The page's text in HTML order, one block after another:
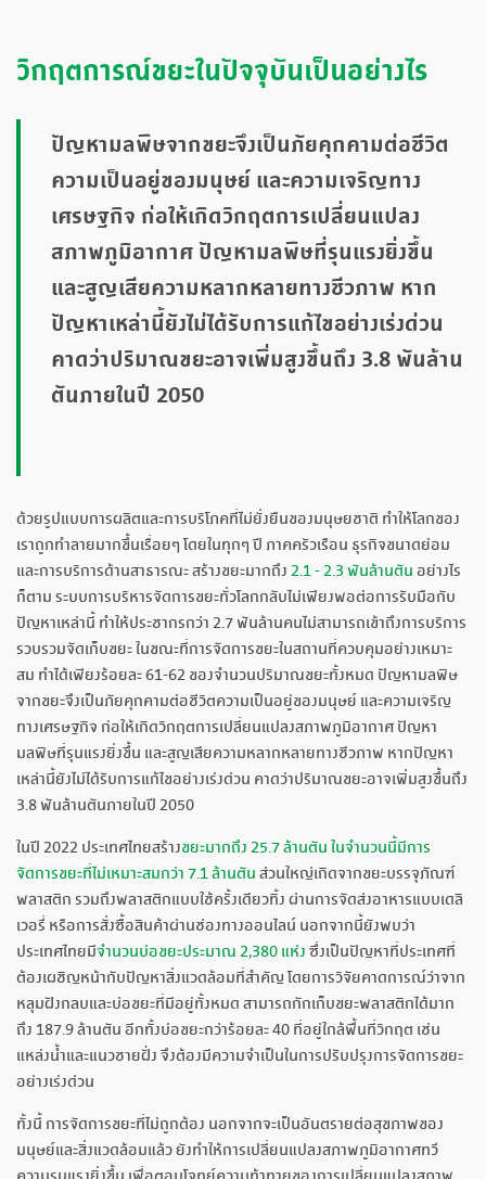
วิกฤตการณ์ขยะในปัจจุบันเป็นอย่างไร
ปัญหามลพิษจากขยะจึงเป็นภัยคุกคามต่อชีวิต
ความเป็นอยู่ของมนุษย์ และความเจริญทาง
เศรษฐกิจ ก่อให้เกิดวิกฤตการเปลี่ยนแปลง
สภาพภูมิอากาศ ปัญหามลพิษที่รุนแรงยิ่งขึ้น
และสูญเสียความหลากหลายทางชีวภาพ หาก
ปัญหาเหล่านี้ยังไม่ได้รับการแก้ไขอย่างเร่งด่วน
คาดว่าปริมาณขยะอาจเพิ่มสูงขึ้นถึง 3.8 พันล้าน
ตันภายในปี 2050
ด้วยรูปแบบการผลิตและการบริโภคที่ไม่ยั่งยืนของมนุษยชาติ ทำให้โลกของ
เราถูกทำลายมากขึ้นเรื่อยๆ โดยในทุกๆ ปี ภาคครัวเรือน ธุรกิจขนาดย่อม
และการบริการด้านสาธารณะ สร้างขยะมากถึง2.1 - 2.3 พันล้านตันอย่างไร
ก็ตาม ระบบการบริหารจัดการขยะทั่วโลกกลับไม่เพียงพอต่อการรับมือกับ
ปัญหาเหล่านี้ ทำให้ประชากรกว่า 2.7 พันล้านคนไม่สามารถเข้าถึงการบริการ
รวบรวมจัดเก็บขยะ ในขณะที่การจัดการขยะในสถานที่ควบคุมอย่างเหมาะ
สม ทำได้เพียงร้อยละ 61-62 ของจำนวนปริมาณขยะทั้งหมด ปัญหามลพิษ
จากขยะจึงเป็นภัยคุกคามต่อชีวิตความเป็นอยู่ของมนุษย์ และความเจริญ
ทางเศรษฐกิจ ก่อให้เกิดวิกฤตการเปลี่ยนแปลงสภาพภูมิอากาศ ปัญหา
มลพิษที่รุนแรงยิ่งขึ้น และสูญเสียความหลากหลายทางชีวภาพ หากปัญหา
เหล่านี้ยังไม่ได้รับการแก้ไขอย่างเร่งด่วน คาดว่าปริมาณขยะอาจเพิ่มสูงขึ้นถึง
3.8 พันล้านตันภายในปี 2050
ในปี 2022 ประเทศไทยสร้างขยะมากถึง 25.7 ล้านตัน ในจำนวนนี้มีการ
จัดการขยะที่ไม่เหมาะสมกว่า 7.1 ล้านตันส่วนใหญ่เกิดจากขยะบรรจุภัณฑ์
พลาสติก รวมถึงพลาสติกแบบใช้ครั้งเดียวทิ้ง ผ่านการจัดส่งอาหารแบบเดลิ
เวอรี่ หรือการสั่งซื้อสินค้าผ่านช่องทางออนไลน์ นอกจากนี้ยังพบว่า
ประเทศไทยมีจำนวนบ่อขยะประมาณ 2,380 แห่งซึ่งเป็นปัญหาที่ประเทศที่
ต้องเผชิญหน้ากับปัญหาสิ่งแวดล้อมที่สำคัญ โดยการวิจัยคาดการณ์ว่าจาก
หลุมฝังกลบและบ่อขยะที่มีอยู่ทั้งหมด สามารถกักเก็บขยะพลาสติกได้มาก
ถึง 187.9 ล้านตัน อีกทั้งบ่อขยะกว่าร้อยละ 40 ที่อยู่ใกล้พื้นที่วิกฤต เช่น
แหล่งน้ำและแนวชายฝั่ง จึงต้องมีความจำเป็นในการปรับปรุงการจัดการขยะ
อย่างเร่งด่วน
ทั้งนี้ การจัดการขยะที่ไม่ถูกต้อง นอกจากจะเป็นอันตรายต่อสุขภาพของ
มนุษย์และสิ่งแวดล้อมแล้ว ยังทำให้การเปลี่ยนแปลงสภาพภูมิอากาศทวี